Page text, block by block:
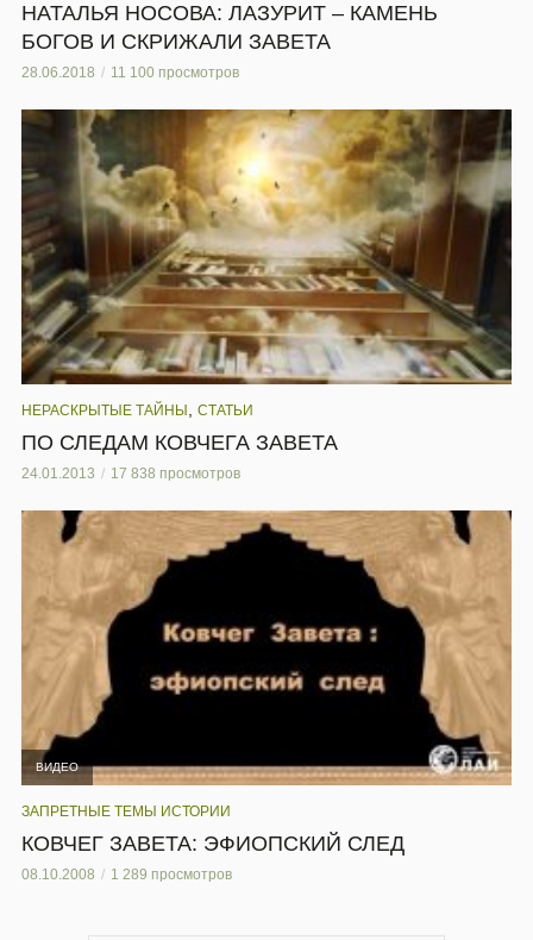
НАТАЛЬЯ НОСОВА: ЛАЗУРИТ – КАМЕНЬ
БОГОВ И СКРИЖАЛИ ЗАВЕТА
28.06.2018 11 100 просмотров
НЕРАСКРЫТЫЕ ТАЙНЫ СТАТЬИ
ПО СЛЕДАМ КОВЧЕГА ЗАВЕТА
24.01.2013 17 838 просмотров
ВИДЕО
ЗАПРЕТНЫЕ ТЕМЫ ИСТОРИИ
КОВЧЕГ ЗАВЕТА: ЭФИОПСКИЙ СЛЕД
08.10.2008 1 289 просмотров